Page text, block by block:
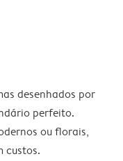
desenhados por
perfeito.
ou florais,
custos.